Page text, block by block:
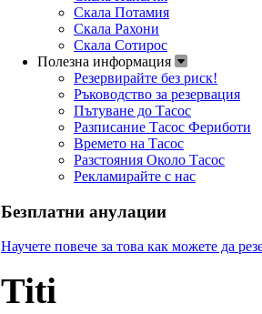
Скала Потамия
Скала Рахони
Скала Сотирос
Полезна информация
Резервирайте без риск!
Ръководство за резервация
Пътуване до Тасос
Разписание Тасос Фериботи
Времето на Тасос
Разстояния Около Тасос
Рекламирайте с нас
Безплатни анулации
Научете повече за това как можете да
Titi